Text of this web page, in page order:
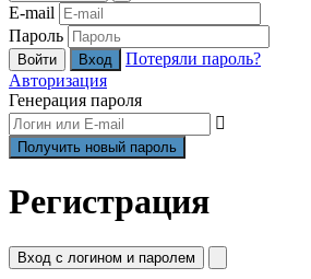
E-mail
Пароль
Войти
Потеряли пароль?
Авторизация
Генерация пароля
Регистрация
Вход с логином и паролем